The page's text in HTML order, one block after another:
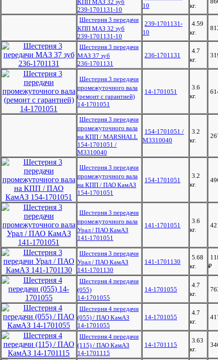
КПП МАЗ 32 зуб
239-1701131-10
10
кг.
Шестерня 3 передачи
КПП МАЗ 32 зуб
239-1701131-10
239-1701131-
10
4.59
кг.
Шестерня 3 передачи
МАЗ 37 зуб
236-1701131
236-1701131
4.7
кг.
Шестерня 3 передачи
промежуточного вала
(ремонт с гарантией)
14-1701051
14-1701051
3.6
кг.
Шестерня 3 передачи
промежуточного вала
на КПП / MARSHALL
154-1701051 /
M3310040
154-1701051 /
M3310040
3.2
кг.
Шестерня 3 передачи
промежуточного вала
на КПП / ПАО КамАЗ
154-1701051
154-1701051
3.2
кг.
Шестерня 3 передачи
промежуточного вала
Урал / ПАО КамАЗ
141-1701051
141-1701051
3.6
кг.
Шестерня 3 передачи
Урал / ПАО КамАЗ
141-1701130
141-1701130
5.68
кг.
₽
Шестерня 4 передачи
(055)
14-1701055
14-1701055
4.7
кг.
Шестерня 4 передачи
(055) / ПАО КамАЗ
14-1701055
14-1701055
4.7
кг.
Шестерня 4 передачи
(115) / ПАО КамАЗ
14-1701115
14-1701115
3.63
кг.